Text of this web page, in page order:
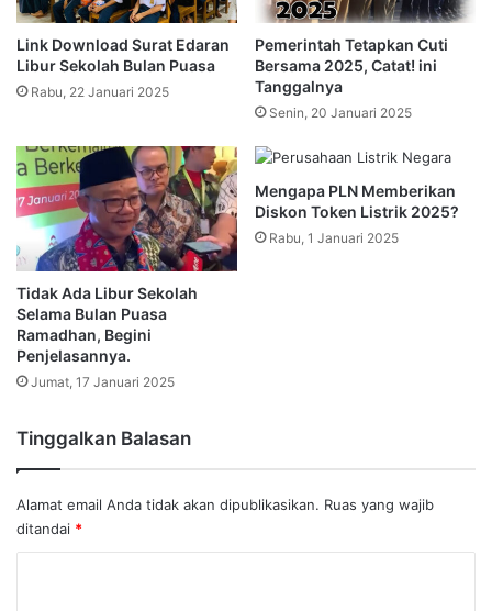
Link Download Surat Edaran
Libur Sekolah Bulan Puasa
Rabu, 22 Januari 2025
Pemerintah Tetapkan Cuti
Bersama 2025, Catat! ini
Tanggalnya
Senin, 20 Januari 2025
Tidak Ada Libur Sekolah
Selama Bulan Puasa
Ramadhan, Begini
Penjelasannya.
Jumat, 17 Januari 2025
Mengapa PLN Memberikan
Diskon Token Listrik 2025?
Rabu, 1 Januari 2025
Tinggalkan Balasan
Alamat email Anda tidak akan dipublikasikan. Ruas yang wajib
ditandai *